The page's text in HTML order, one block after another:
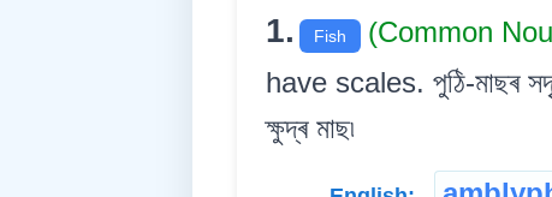
1. Fish (Common
have scales. পুঠি-মাছৰ
ক্ষুদ্ৰ মাছ৷